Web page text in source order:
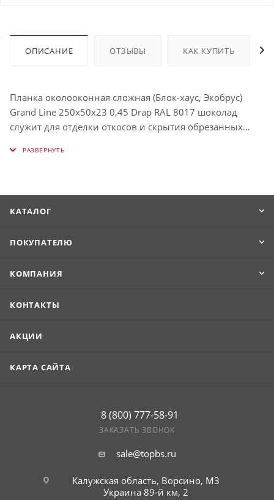
ОПИСАНИЕ ОТЗЫВЫ КАК КУПИТЬ
Планка околооконная сложная (Блок-хаус, Экобрус)
Grand Line 250х50х23 0,45 Drap RAL 8017 шоколад
служит для отделки откосов и скрытия обрезанных
выделяет его. Использование таких планок облегчает
КАТАЛОГ
ПОКУПАТЕЛЮ
КОМПАНИЯ
КОНТАКТЫ
АКЦИИ
КАРТА САЙТА
8 (800) 777-58-91
ЗАКАЗАТЬ ЗВОНОК
sale@topbs.ru
Калужская область, Ворсино, М3
Украина 89-й км, 2